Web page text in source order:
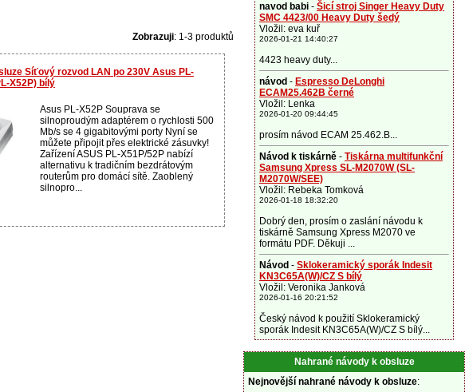
Zobrazuji: 1-3 produktů
Síťový rozvod LAN po 230V Asus PL-
X52P) bílý
Asus PL-X52P Souprava se
silnoproudým adaptérem o rychlosti 500
Mb/s se 4 gigabitovými porty Nyní se
můžete připojit přes elektrické zásuvky!
Zařízení ASUS PL-X51P/52P nabízí
alternativu k tradičním bezdrátovým
routerům pro domácí sítě. Zaoblený
silnopro...
navod babi - Šicí stroj Singer Heavy Duty
SMC 4423/00 Heavy Duty šedý
Vložil: eva kuř
2026-01-21 14:40:27
4423 heavy duty...
návod - Espresso DeLonghi
ECAM25.462B černé
Vložil: Lenka
2026-01-20 09:44:45
prosím návod ECAM 25.462.B...
Návod k tiskárně - Tiskárna multifunkční
Samsung Xpress SL-M2070W (SL-
M2070W/SEE)
Vložil: Rebeka Tomková
2026-01-18 18:32:20
Dobrý den, prosím o zaslání návodu k
tiskárně Samsung Xpress M2070 ve
formátu PDF. Děkuji ...
Návod - Sklokeramický sporák Indesit
KN3C65A(W)/CZ S bílý
Vložil: Veronika Janková
2026-01-16 20:21:52
Český návod k použití Sklokeramický
sporák Indesit KN3C65A(W)/CZ S bílý...
Nahrané návody k obsluze
Nejnovější nahrané návody k obsluze: